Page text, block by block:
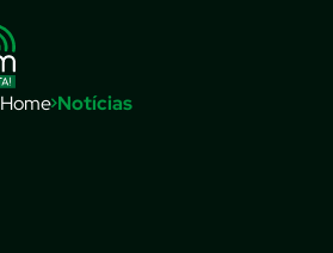
Home Notícias